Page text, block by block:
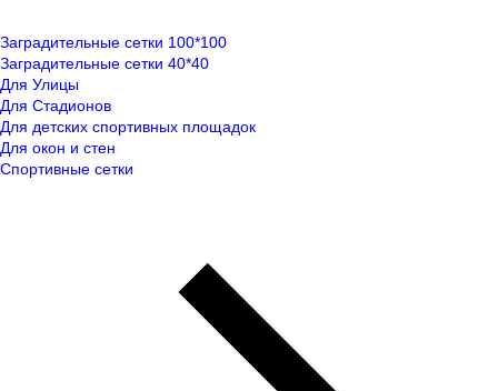
Заградительные сетки 100*100
Заградительные сетки 40*40
Для Улицы
Для Стадионов
Для детских спортивных площадок
Для окон и стен
Спортивные сетки